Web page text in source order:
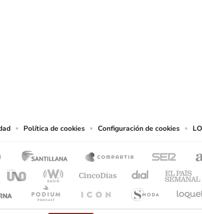
Política de cookies Configuración de cookies